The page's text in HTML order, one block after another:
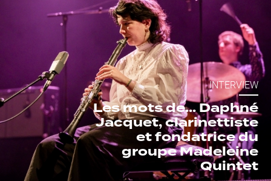
INTERVIEW
Les mots de... Daphné
Jacquet, clarinettiste
et fondatrice du
groupe Madeleine
Quintet